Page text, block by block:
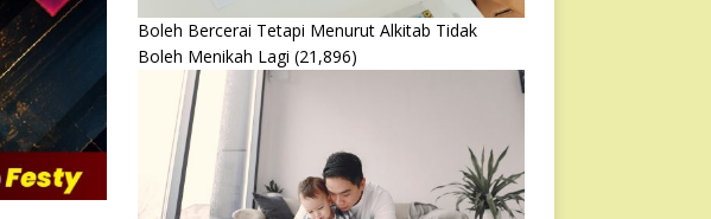
Boleh Bercerai Tetapi Menurut Alkitab Tidak
Boleh Menikah Lagi (21,896)